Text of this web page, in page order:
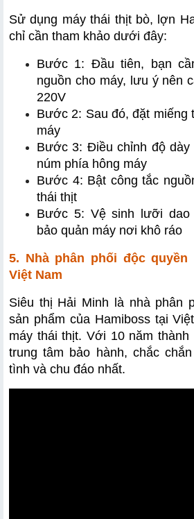
Sử dụng máy thái thịt bò, lợn
chỉ cần tham khảo dưới đây:
Bước 1: Đầu tiên, bạn
nguồn cho máy, lưu ý nên
220V
Bước 2: Sau đó, đặt miếng
máy
Bước 3: Điều chỉnh độ
núm phía hông máy
Bước 4: Bật công tắc
thái thịt
Bước 5: Vệ sinh lưỡi dao
bảo quản máy nơi khô ráo
5. Nhà phân phối độc quyền
Việt Nam
Siêu thị Hải Minh là nhà phân
sản phẩm của Hamiboss tại
máy thái thịt. Với 10 năm
trung tâm bảo hành, chắc
tình và chu đáo nhất.